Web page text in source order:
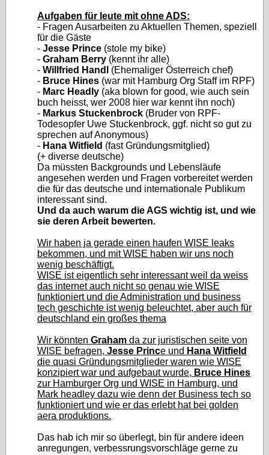
Aufgaben für leute mit ohne ADS:
- Fragen Ausarbeiten zu Aktuellen Themen, speziell
für die Gäste
- Jesse Prince (stole my bike)
- Graham Berry (kennt ihr alle)
- Willfried Handl
(Ehemaliger Österreich chef)
- Bruce Hines (war mit Hamburg Org Staff im RPF)
- Marc Headly (aka blown for good, wie auch sein
buch heisst, wer 2008 hier war kennt ihn noch)
- Markus Stuckenbrock (Bruder von RPF-
Todesopfer Uwe Stuckenbrock, ggf. nicht so gut zu
sprechen auf Anonymous)
- Hana Witfield (fast Gründungsmitglied)
(+ diverse deutsche)
Da müssten Backgrounds und Lebensläufe
angesehen werden und Fragen vorbereitet werden
die für das deutsche und internationale Publikum
interessant sind.
Und da auch warum die AGS wichtig ist, und wie
sie deren Arbeit bewerten.
Wir haben ja gerade einen haufen WISE leaks
bekommen, und mit WISE haben wir uns noch
wenig beschäftigt.
WISE ist eigentlich sehr interessant weil da weiss
das internet auch nicht so genau wie WISE
funktioniert und die Administration und business
tech geschichte ist wenig beleuchtet, aber auch für
deutschland ein großes thema
Wir könnten Graham da zur juristischen seite von
WISE befragen, Jesse Prince und Hana Witfield
die quasi Gründungsmitglieder waren wie WISE
konzipiert war und aufgebaut wurde, Bruce Hines
zur Hamburger Org und WISE in Hamburg, und
Mark headley dazu wie denn der Business tech so
funktioniert und wie er das erlebt hat bei golden
aera produktions.
Das hab ich mir so überlegt, bin für andere ideen
anregungen, verbessrungsvorschläge gerne zu